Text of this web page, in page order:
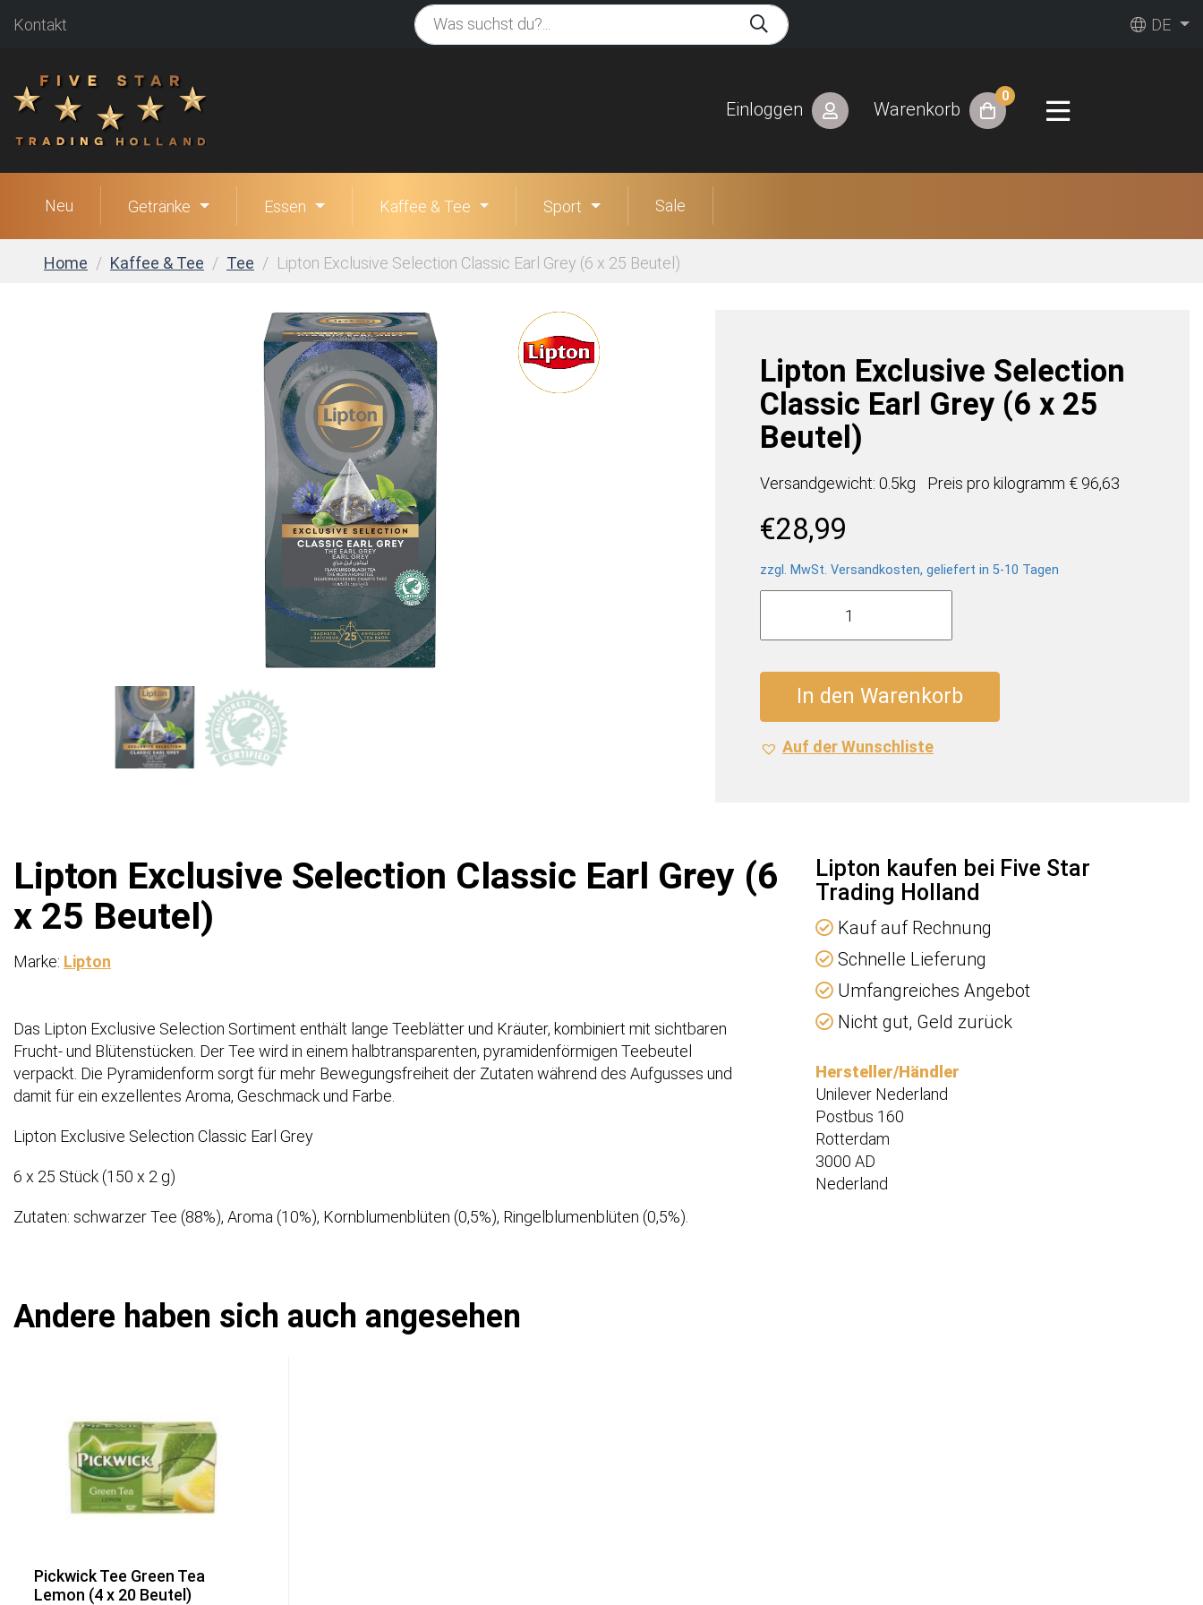
Kontakt DE
Einloggen Warenkorb
0
Neu Getränke Essen Kaffee & Tee Sport Sale
Home Kaffee & Tee Tee Lipton Exclusive Selection Classic Earl Grey (6 x 25 Beutel)
Lipton Exclusive Selection
Classic Earl Grey (6 x 25
Beutel)
Versandgewicht: 0.5kg Preis pro kilogramm € 96,63
€28,99
zzgl. MwSt. Versandkosten, geliefert in 5-10 Tagen
Lipton
Selection
(6
x
In den Warenkorb
Auf der Wunschliste
Lipton Exclusive Selection Classic Earl Grey (6
x 25 Beutel)
Marke: Lipton
Das Lipton Exclusive Selection Sortiment enthält lange Teeblätter und Kräuter, kombiniert mit sichtbaren
Frucht- und Blütenstücken. Der Tee wird in einem halbtransparenten, pyramidenförmigen Teebeutel
verpackt. Die Pyramidenform sorgt für mehr Bewegungsfreiheit der Zutaten während des Aufgusses und
damit für ein exzellentes Aroma, Geschmack und Farbe.​
Lipton Exclusive Selection Classic Earl Grey
6 x 25 Stück (150 x 2 g)
Zutaten: schwarzer Tee (88%), Aroma (10%), Kornblumenblüten (0,5%), Ringelblumenblüten (0,5%).
Lipton kaufen bei Five Star
Trading Holland
Kauf auf Rechnung
Schnelle Lieferung
Umfangreiches Angebot
Nicht gut, Geld zurück
Hersteller/Händler
Unilever Nederland
Postbus 160
Rotterdam
3000 AD
Nederland
Andere haben sich auch angesehen
Pickwick Tee Green Tea
Lemon (4 x 20 Beutel)